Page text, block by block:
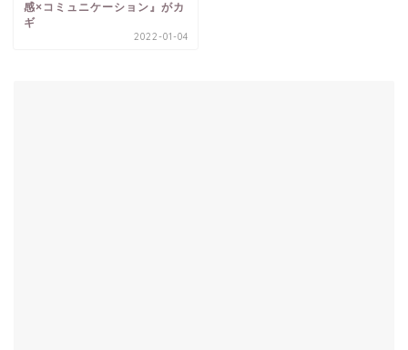
感×コミュニケーション』がカ
ギ
2022-01-04